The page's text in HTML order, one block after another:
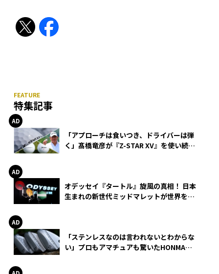
特集記事
「アプローチは食いつき、ドライバーは弾
く」髙橋竜彦が『Z-STAR XV』を使い続け
オデッセイ『タートル』旋風の真相！ 日本
生まれの新世代ミッドマレットが世界を席
「ステンレスなのは言われないとわからな
い」プロもアマチュアも驚いたHONMA